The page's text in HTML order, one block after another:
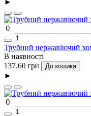
0
Трубний нержавіючий
В наявності
137.60 грн
До кошика
►
0